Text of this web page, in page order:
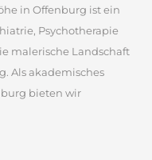
in Offenburg ist ein
Psychotherapie
malerische Landschaft
Als akademisches
bieten wir